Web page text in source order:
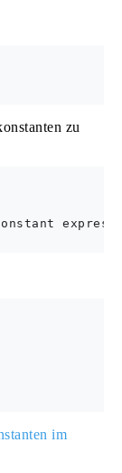
zu
im